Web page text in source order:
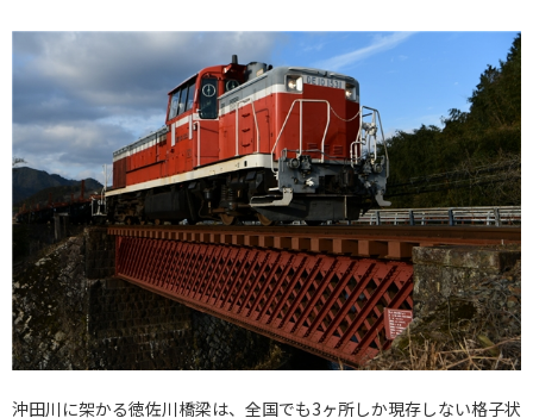
沖田川に架かる徳佐川橋梁は、全国でも3ヶ所しか現存しない格子状